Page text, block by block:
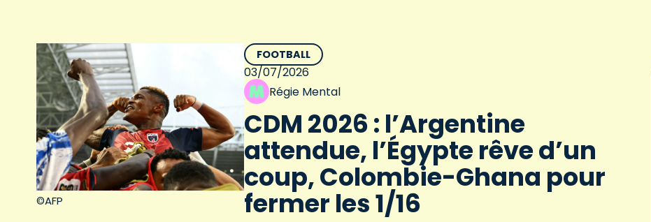
©AFP
FOOTBALL
03/07/2026
Régie Mental
CDM 2026 : l’Argentine
attendue, l’Égypte rêve d’un
coup, Colombie-Ghana pour
fermer les 1/16